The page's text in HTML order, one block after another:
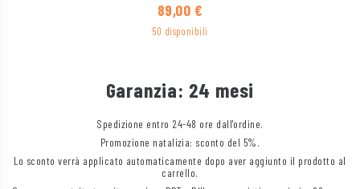
89,00 €
50 disponibili
Garanzia: 24 mesi
Spedizione entro 24-48 ore dall'ordine.
Promozione natalizia: sconto del 5%.
Lo sconto verrà applicato automaticamente dopo aver aggiunto il prodotto al
carrello.